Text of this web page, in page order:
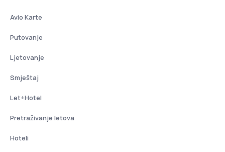
Avio Karte
Putovanje
Ljetovanje
Smještaj
Let+Hotel
Pretraživanje letova
Hoteli